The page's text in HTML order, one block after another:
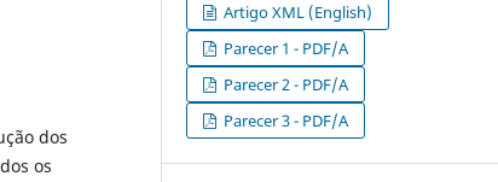
dos
os
Artigo XML (English)
Parecer 1 - PDF/A
Parecer 2 - PDF/A
Parecer 3 - PDF/A